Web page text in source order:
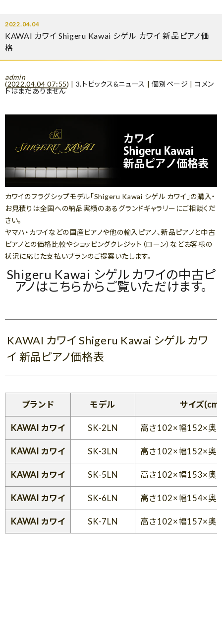
2022.04.04
KAWAI カワイ Shigeru Kawai シゲル カワイ 新品ピアノ価
格
admin
(2022.04.04 07:55) | 3.トピックス&ニュース |個別ページ | コメン
トはまだありません
カワイのフラグシップモデル「Shigeru Kawai シゲル カワイ」の購入・
お見積りは全国への納品実績のあるグランドギャラリーにご相談くだ
さい。
ヤマハ・カワイなどの国産ピアノや他の輸入ピアノ、新品ピアノと中古
ピアノとの価格比較やショッピングクレジット（ローン）などお客様の
状況に応じた支払いプランのご提案いたします。
Shigeru Kawai シゲル カワイの中古ピ
アノはこちらからご覧いただけます。
KAWAI カワイ Shigeru Kawai シゲル カワ
イ 新品ピアノ価格表
ブランド モデル サイズ(cm)
KAWAI カワイ SK-2LN 高さ102×幅152×奥
KAWAI カワイ SK-3LN 高さ102×幅152×奥
KAWAI カワイ SK-5LN 高さ102×幅153×奥
KAWAI カワイ SK-6LN 高さ102×幅154×奥
KAWAI カワイ SK-7LN 高さ102×幅157×奥